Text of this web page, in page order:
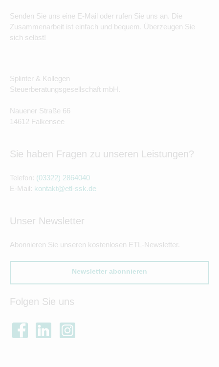
Senden Sie uns eine E-Mail oder rufen Sie uns an. Die
Zusammenarbeit ist einfach und bequem. Überzeugen Sie
sich selbst!
Splinter & Kollegen
Steuerberatungsgesellschaft mbH.
Nauener Straße 66
14612 Falkensee
Sie haben Fragen zu unseren Leistungen?
Telefon: (03322) 2864040
E-Mail: kontakt@etl-ssk.de
Unser Newsletter
Abonnieren Sie unseren kostenlosen ETL-Newsletter.
Newsletter abonnieren
Folgen Sie uns